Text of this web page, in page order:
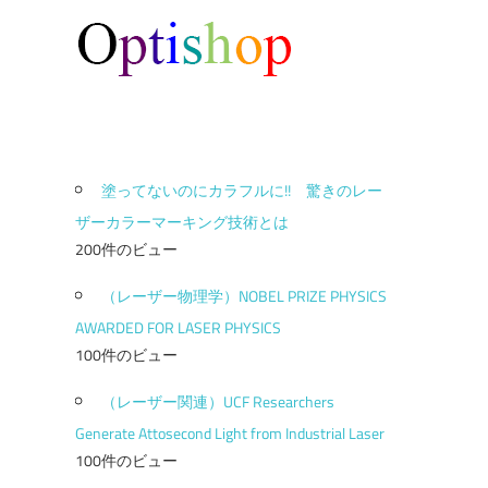
塗ってないのにカラフルに!! 驚きのレー
ザーカラーマーキング技術とは
200件のビュー
（レーザー物理学）NOBEL PRIZE PHYSICS
AWARDED FOR LASER PHYSICS
100件のビュー
（レーザー関連）UCF Researchers
Generate Attosecond Light from Industrial Laser
100件のビュー